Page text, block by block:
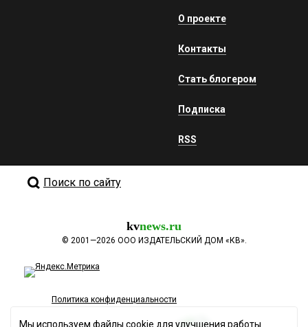
О проекте
Контакты
Стать блогером
Подписка
RSS
Поиск по сайту
kvnews.ru
© 2001—2026 ООО ИЗДАТЕЛЬСКИЙ ДОМ «КВ».
Политика конфиденциальности
Мы используем файлы cookie для улучшения работы